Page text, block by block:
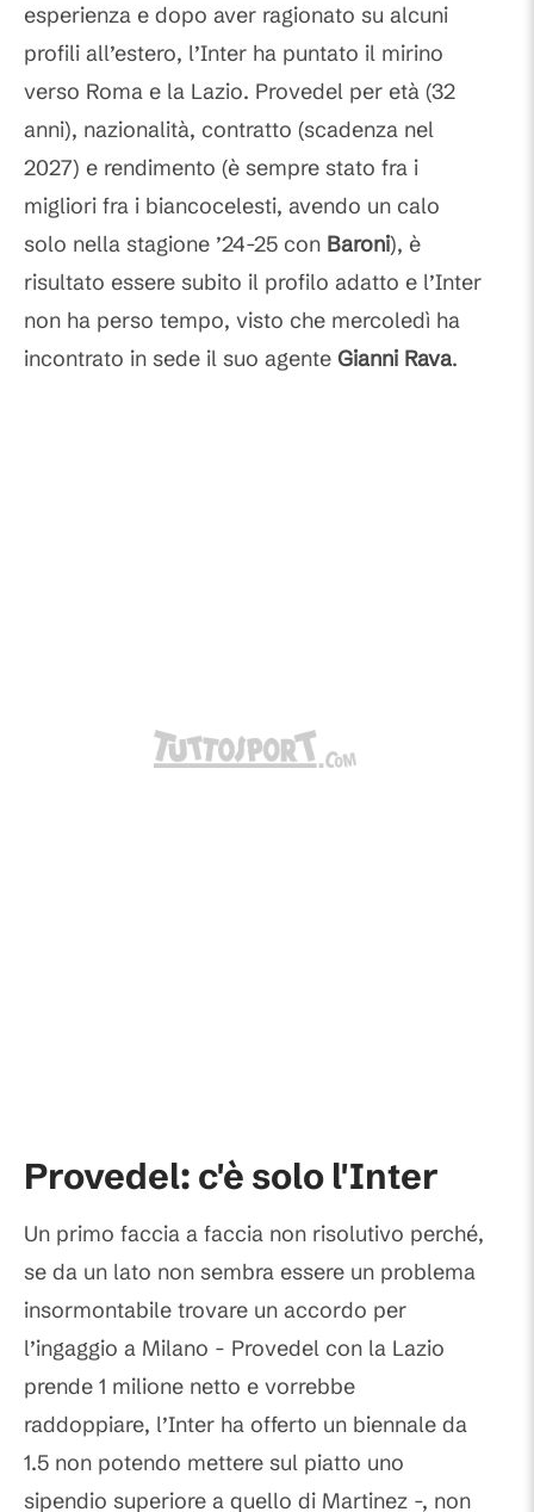
esperienza e dopo aver ragionato su alcuni
profili all’estero, l’Inter ha puntato il mirino
verso Roma e la Lazio. Provedel per età (32
anni), nazionalità, contratto (scadenza nel
2027) e rendimento (è sempre stato fra i
migliori fra i biancocelesti, avendo un calo
solo nella stagione ’24-25 con Baroni), è
risultato essere subito il profilo adatto e l’Inter
non ha perso tempo, visto che mercoledì ha
incontrato in sede il suo agente Gianni Rava.
Provedel: c'è solo l'Inter
Un primo faccia a faccia non risolutivo perché,
se da un lato non sembra essere un problema
insormontabile trovare un accordo per
l’ingaggio a Milano - Provedel con la Lazio
prende 1 milione netto e vorrebbe
raddoppiare, l’Inter ha offerto un biennale da
1.5 non potendo mettere sul piatto uno
sipendio superiore a quello di Martinez -, non